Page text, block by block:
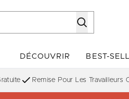
DÉCOUVRIR BEST-
Remise Pour Les Travailleurs